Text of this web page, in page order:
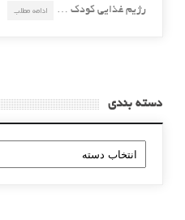
رژیم غذایی کودک …
ادامه مطلب
دسته بندی
دسته
بندی